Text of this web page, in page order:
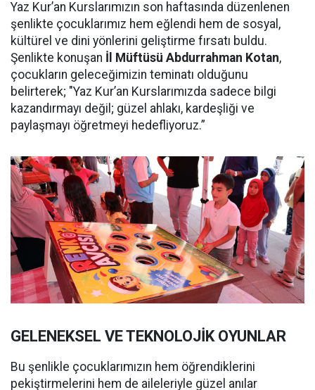
Yaz Kur’an Kurslarımızın son haftasında düzenlenen
şenlikte çocuklarımız hem eğlendi hem de sosyal,
kültürel ve dini yönlerini geliştirme fırsatı buldu.
Şenlikte konuşan İl Müftüsü Abdurrahman Kotan,
çocukların geleceğimizin teminatı olduğunu
belirterek; "Yaz Kur’an Kurslarımızda sadece bilgi
kazandırmayı değil; güzel ahlakı, kardeşliği ve
paylaşmayı öğretmeyi hedefliyoruz.”
GELENEKSEL VE TEKNOLOJİK OYUNLAR
Bu şenlikle çocuklarımızın hem öğrendiklerini
pekiştirmelerini hem de aileleriyle güzel anılar